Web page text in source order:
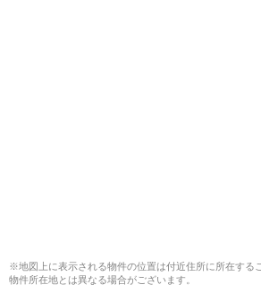
※地図上に表示される物件の位置は付近住所に所在する
物件所在地とは異なる場合がございます。